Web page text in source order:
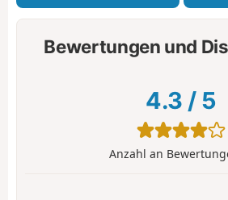
Bewertungen und
4.3 / 5
Anzahl an